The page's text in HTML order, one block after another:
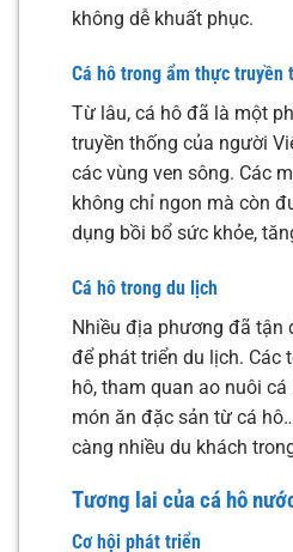
không dễ khuất phục.
Cá hô trong ẩm thực truyền
Từ lâu, cá hô đã là một
truyền thống của người
các vùng ven sông. Các
không chỉ ngon mà còn
dụng bồi bổ sức khỏe,
Cá hô trong du lịch
Nhiều địa phương đã tận
để phát triển du lịch. Các
hô, tham quan ao nuôi
món ăn đặc sản từ cá
càng nhiều du khách
Tương lai của cá hô
Cơ hội phát triển